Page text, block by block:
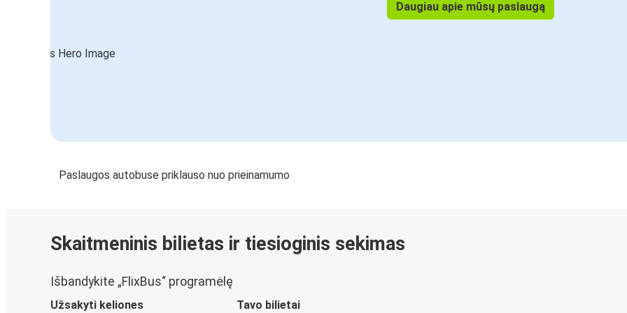
Daugiau apie mūsų paslaugą
Paslaugos autobuse priklauso nuo prieinamumo
Skaitmeninis bilietas ir tiesioginis sekimas
Išbandykite „FlixBus“ programėlę
Užsakyti keliones Tavo bilietai